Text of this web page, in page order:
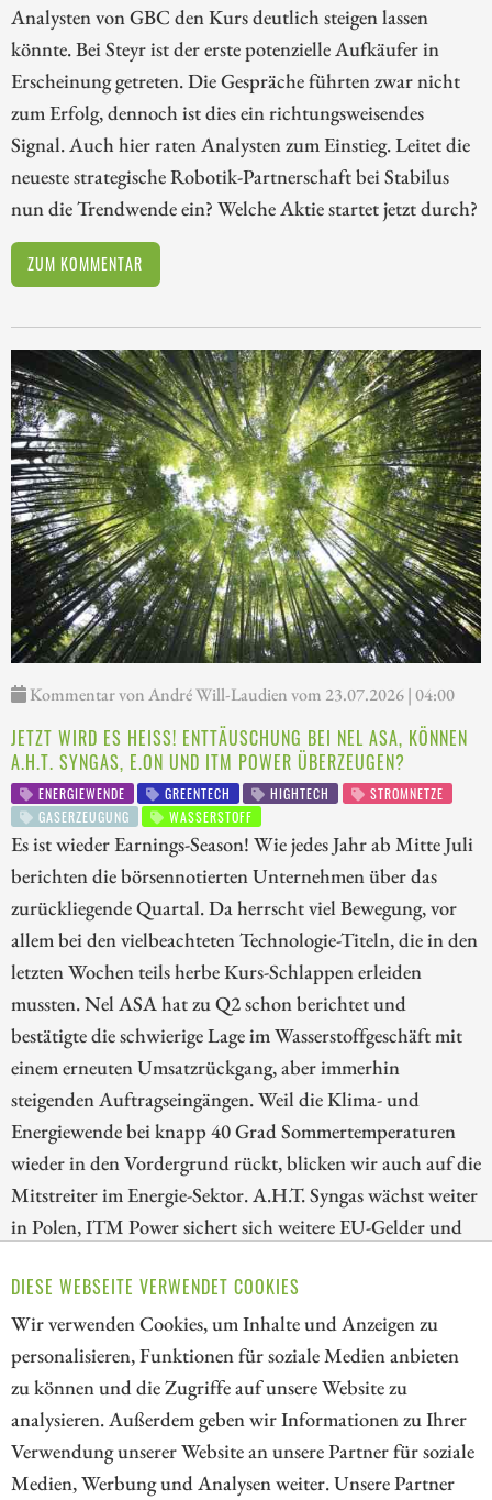
DIESE WEBSEITE VERWENDET COOKIES
Wir verwenden Cookies, um Inhalte und Anzeigen zu
personalisieren, Funktionen für soziale Medien anbieten
zu können und die Zugriffe auf unsere Website zu
analysieren. Außerdem geben wir Informationen zu Ihrer
Verwendung unserer Website an unsere Partner für soziale
Medien, Werbung und Analysen weiter. Unsere Partner
Analysten von GBC den Kurs deutlich steigen lassen
könnte. Bei Steyr ist der erste potenzielle Aufkäufer in
Erscheinung getreten. Die Gespräche führten zwar nicht
zum Erfolg, dennoch ist dies ein richtungsweisendes
Signal. Auch hier raten Analysten zum Einstieg. Leitet die
neueste strategische Robotik-Partnerschaft bei Stabilus
nun die Trendwende ein? Welche Aktie startet jetzt durch?
ZUM KOMMENTAR
Kommentar von André Will-Laudien vom 23.07.2026 | 04:00
JETZT WIRD ES HEISS! ENTTÄUSCHUNG BEI NEL ASA, KÖNNEN A
.H.T. SYNGAS, E.ON UND ITM POWER ÜBERZEUGEN?
ENERGIEWENDE GREENTECH HIGHTECH
STROMNETZE
GASERZEUGUNG
WASSERSTOFF
Es ist wieder Earnings-Season! Wie jedes Jahr ab Mitte Juli
berichten die börsennotierten Unternehmen über das
zurückliegende Quartal. Da herrscht viel Bewegung, vor
allem bei den vielbeachteten Technologie-Titeln, die in den
letzten Wochen teils herbe Kurs-Schlappen erleiden
mussten. Nel ASA hat zu Q2 schon berichtet und
bestätigte die schwierige Lage im Wasserstoffgeschäft mit
einem erneuten Umsatzrückgang, aber immerhin
steigenden Auftragseingängen. Weil die Klima- und
Energiewende bei knapp 40 Grad Sommertemperaturen
wieder in den Vordergrund rückt, blicken wir auch auf die
Mitstreiter im Energie-Sektor. A.H.T. Syngas wächst weiter
in Polen, ITM Power sichert sich weitere EU-Gelder und
Karussell ist also wieder am Laufen, Investoren sollten
trotz Hitze weiter Gewehr bei Fuß stehen!
ZUM KOMMENTAR